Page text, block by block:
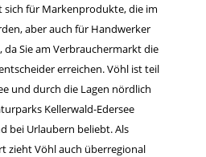
für Markenprodukte, die im
aber auch für Handwerker
Sie am Verbrauchermarkt die
erreichen. Vöhl ist teil
und durch die Lagen nördlich
Kellerwald-Edersee
bei Urlaubern beliebt. Als
zieht Vöhl auch überregional